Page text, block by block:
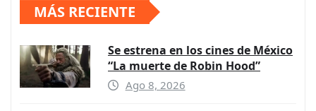
MÁS RECIENTE
Se estrena en los cines de México
“La muerte de Robin Hood”
Ago 8, 2026